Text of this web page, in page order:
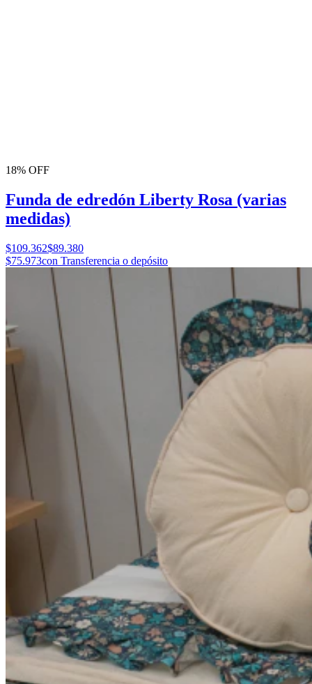
18% OFF
Funda de edredón Liberty Rosa (varias
medidas)
$109.362$89.380
$75.973con Transferencia o depósito